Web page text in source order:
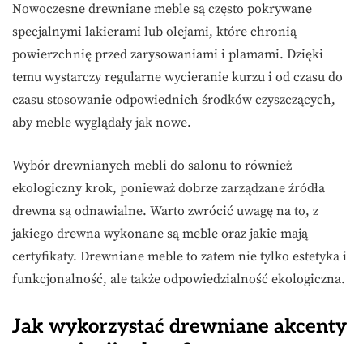
Nowoczesne drewniane meble są często pokrywane
specjalnymi lakierami lub olejami, które chronią
powierzchnię przed zarysowaniami i plamami. Dzięki
temu wystarczy regularne wycieranie kurzu i od czasu do
czasu stosowanie odpowiednich środków czyszczących,
aby meble wyglądały jak nowe.
Wybór drewnianych mebli do salonu to również
ekologiczny krok, ponieważ dobrze zarządzane źródła
drewna są odnawialne. Warto zwrócić uwagę na to, z
jakiego drewna wykonane są meble oraz jakie mają
certyfikaty. Drewniane meble to zatem nie tylko estetyka i
funkcjonalność, ale także odpowiedzialność ekologiczna.
Jak wykorzystać drewniane akcenty